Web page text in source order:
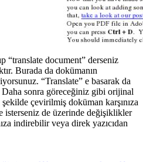
“translate document” derseniz
Burada da dokümanın
“Translate” e basarak da
sonra göreceğiniz gibi orijinal
çevirilmiş doküman karşınıza
isterseniz de üzerinde değişiklikler
indirebilir veya direk yazıcıdan